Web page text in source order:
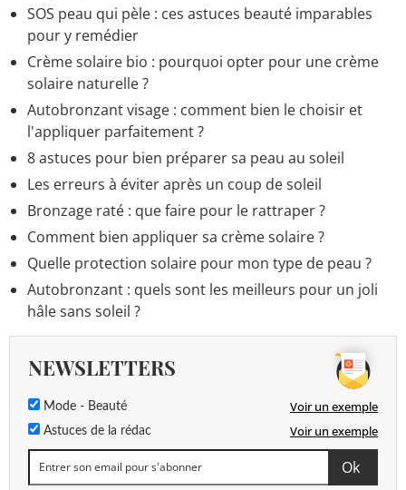
SOS peau qui pèle : ces astuces beauté imparables
pour y remédier
Crème solaire bio : pourquoi opter pour une crème
solaire naturelle ?
Autobronzant visage : comment bien le choisir et
l'appliquer parfaitement ?
8 astuces pour bien préparer sa peau au soleil
Les erreurs à éviter après un coup de soleil
Bronzage raté : que faire pour le rattraper ?
Comment bien appliquer sa crème solaire ?
Quelle protection solaire pour mon type de peau ?
Autobronzant : quels sont les meilleurs pour un joli
hâle sans soleil ?
NEWSLETTERS
Mode - Beauté Voir un exemple
Astuces de la rédac Voir un exemple